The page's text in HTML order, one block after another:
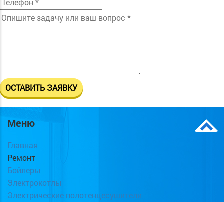
Меню
Главная
Ремонт
Бойлеры
Электрокотлы
Электрические полотенцесушители